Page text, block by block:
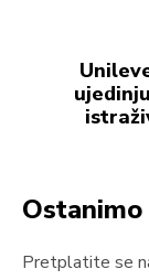
Pretplatite se